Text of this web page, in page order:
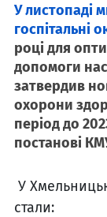
У листопаді
госпітальні
році для
допомоги
затвердив
охорони
період до
постанові
У
стали: